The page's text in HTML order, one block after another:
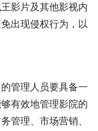
影片及其他影视内
出现侵权行为，以
管理人员要具备一
有效地管理影院的
管理、市场营销、